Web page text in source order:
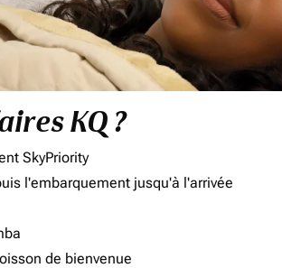
KQ ?
SkyPriority
l'embarquement jusqu'à l'arrivée
de bienvenue